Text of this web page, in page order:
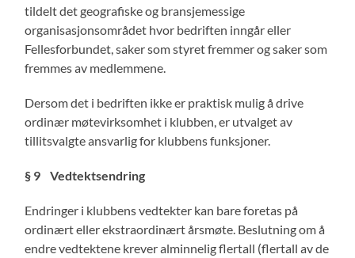
tildelt det geografiske og bransjemessige
organisasjonsområdet hvor bedriften inngår eller
Fellesforbundet, saker som styret fremmer og saker som
fremmes av medlemmene.
Dersom det i bedriften ikke er praktisk mulig å drive
ordinær møtevirksomhet i klubben, er utvalget av
tillitsvalgte ansvarlig for klubbens funksjoner.
§ 9 Vedtektsendring
Endringer i klubbens vedtekter kan bare foretas på
ordinært eller ekstraordinært årsmøte. Beslutning om å
endre vedtektene krever alminnelig flertall (flertall av de